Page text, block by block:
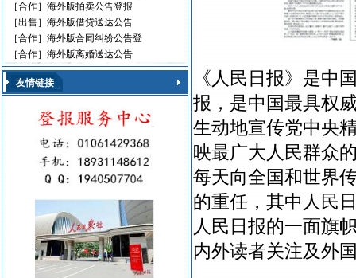
迁址公告 法院公告
开庭传票 海事文书
［合作］海外版拍卖公告登报
［出售］海外版借贷送达公告
［合作］海外版合同纠纷公告登
［合作］海外版离婚送达公告
友情链接
《人民日报》是中
报，是中国最具权
生动地宣传党中央
映最广大人民群众
每天向全国和世界
的重任，其中人民
人民日报的一面旗
内外读者关注及外